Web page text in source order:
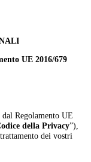
UE 2016/679
Regolamento UE
della Privacy”),
dei vostri